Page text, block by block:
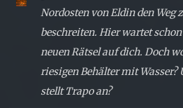
Nordosten von Eldin den
beschreiten. Hier wartet
neuen Rätsel auf dich. Doch
riesigen Behälter mit Wasser?
stellt Trapo an?